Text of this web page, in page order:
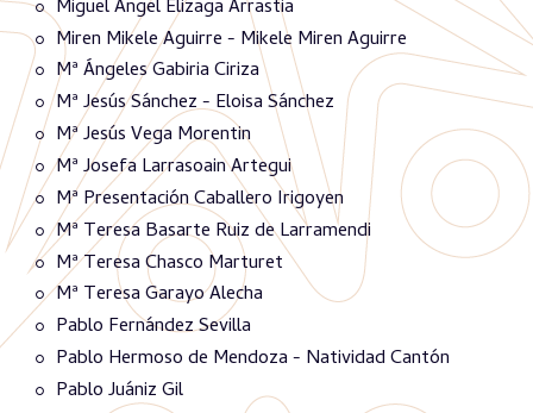
Miguel Ángel Elizaga Arrastia
Miren Mikele Aguirre - Mikele Miren Aguirre
Mª Ángeles Gabiria Ciriza
Mª Jesús Sánchez - Eloisa Sánchez
Mª Jesús Vega Morentin
Mª Josefa Larrasoain Artegui
Mª Presentación Caballero Irigoyen
Mª Teresa Basarte Ruiz de Larramendi
Mª Teresa Chasco Marturet
Mª Teresa Garayo Alecha
Pablo Fernández Sevilla
Pablo Hermoso de Mendoza - Natividad Cantón
Pablo Juániz Gil